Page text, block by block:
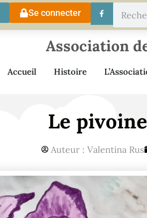
Se connecter
Association
Accueil Histoire
Le
Auteur : Valentina Rus